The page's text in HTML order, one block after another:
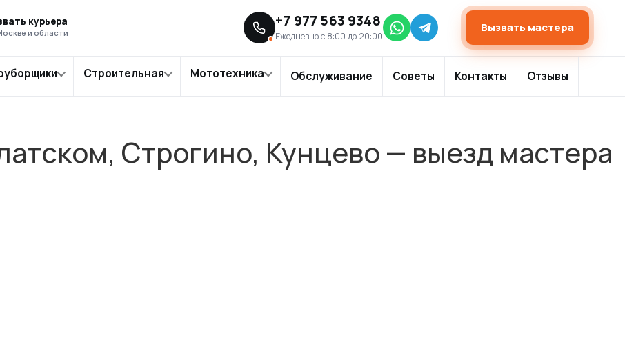
в Крылатском, Строгино, Кунцево — выезд мастера
курьера
и области
+7 977 563 9348
Ежедневно с 8:00 до 20:00
Вызвать мастера
Строительная Мототехника Обслуживание Советы Контакты Отзывы
Строгино, Кунцево — выезд мастера